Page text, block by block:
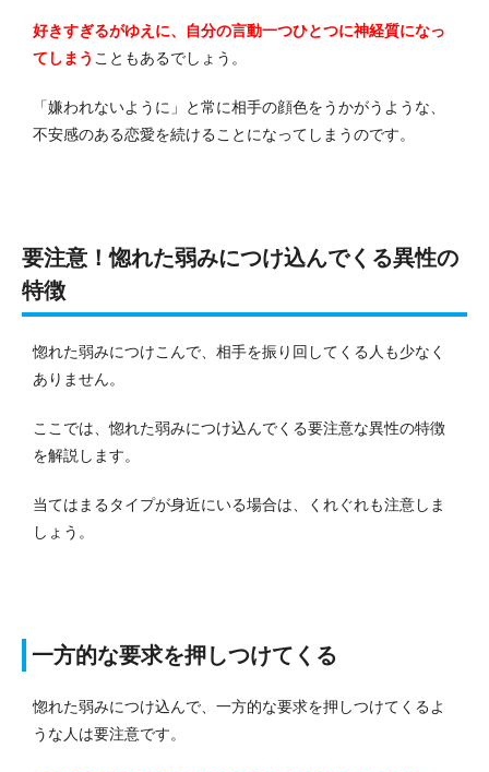
好きすぎるがゆえに、自分の言動一つひとつに神経質になっ
てしまう こともあるでしょう。
「嫌われないように」と常に相手の顔色をうかがうような、
不安感のある恋愛を続けることになってしまうのです。
要注意！惚れた弱みにつけ込んでくる異性の
特徴
惚れた弱みにつけこんで、相手を振り回してくる人も少なく
ありません。
ここでは、惚れた弱みにつけ込んでくる要注意な異性の特徴
を解説します。
当てはまるタイプが身近にいる場合は、くれぐれも注意しま
しょう。
一方的な要求を押しつけてくる
惚れた弱みにつけ込んで、一方的な要求を押しつけてくるよ
うな人は要注意です。